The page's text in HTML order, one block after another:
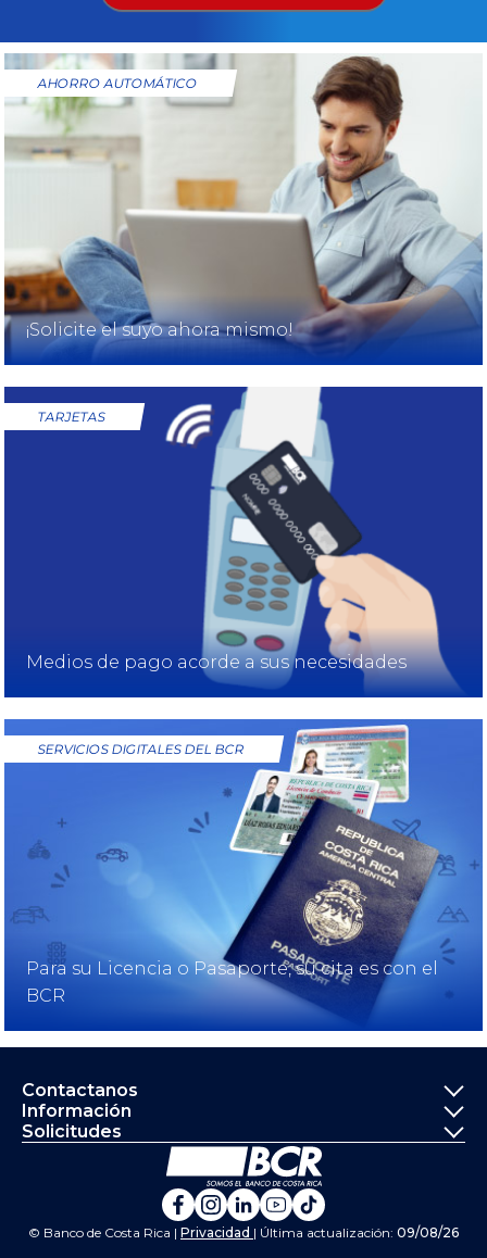
AHORRO AUTOMÁTICO
¡Solicite el suyo ahora mismo!
TARJETAS
Medios de pago acorde a sus necesidades
SERVICIOS DIGITALES DEL BCR
Para su Licencia o Pasaporte, su cita es con el
BCR
Contactanos
Información
Solicitudes
Ir a la página principal del Banco de
© Banco de Costa Rica | Privacidad | Última actualización: 09/08/26
Banco de Costa Rica en
Banco de Costa Rica
Banco de Costa Rica
Banco de Costa
Banco de